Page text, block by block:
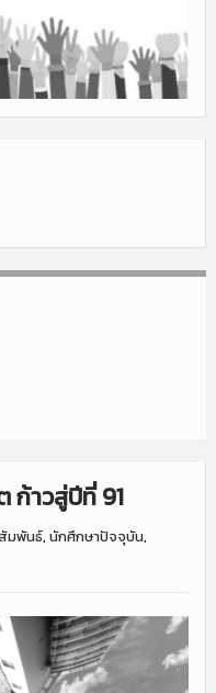
ก้าวสู่ปีที่ 91
มพันธ์, นักศึกษาปัจจุบัน,